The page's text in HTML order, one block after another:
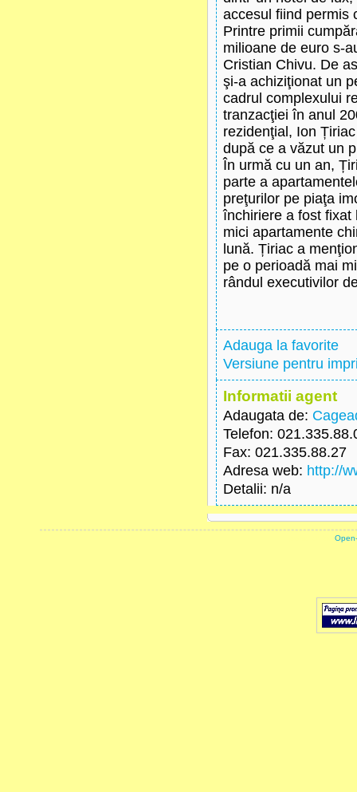
accesul fiind permis
Printre primii
milioane de euro s-
Cristian Chivu. De
şi-a achiziţionat un
cadrul complexului
tranzacţiei în anul
rezidenţial, Ion
după ce a văzut un
În urmă cu un an,
parte a
preţurilor pe piaţa
închiriere a fost fixat
mici apartamente
lună. Țiriac a
pe o perioadă mai
rândul executivilor
Adauga la favorite
Versiune pentru
Informatii agent
Adaugata de:
Telefon:
Fax: 021.335.88.27
Adresa web: http://
Detalii: n/a